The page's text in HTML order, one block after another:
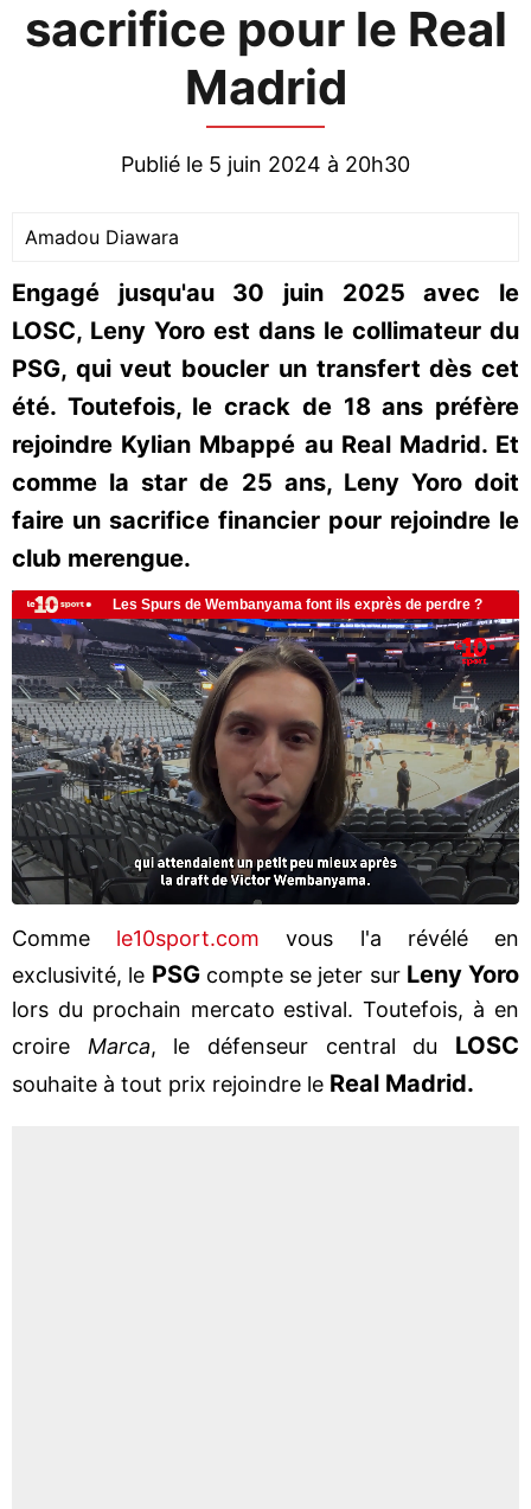
sacrifice pour le Real
Madrid
Publié le 5 juin 2024 à 20h30
Amadou Diawara
Engagé jusqu'au 30 juin 2025 avec le
LOSC, Leny Yoro est dans le collimateur du
PSG, qui veut boucler un transfert dès cet
été. Toutefois, le crack de 18 ans préfère
rejoindre Kylian Mbappé au Real Madrid. Et
comme la star de 25 ans, Leny Yoro doit
faire un sacrifice financier pour rejoindre le
club merengue.
Comme le10sport.com vous l'a révélé en
exclusivité, le PSGcompte se jeter sur Leny Yoro
lors du prochain mercato estival. Toutefois, à en
croire Marca, le défenseur central du LOSC
souhaite à tout prix rejoindre le Real Madrid.